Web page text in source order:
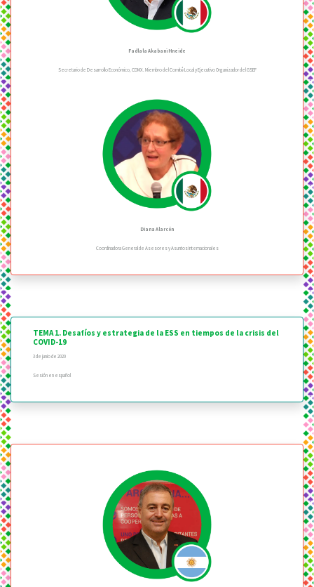
Fadlala Akabani Hneide
Secretario de Desarrollo Económico, CDMX. Miembro del Comité́ Local y Ejecutivo Organizador del GSEF
Diana Alarcón
Coordinadora General de Asesores y Asuntos Internacionales
TEMA 1. Desafíos y estrategia de la ESS en tiempos de la crisis del
COVID-19
3 de junio de 2020
Sesión en español